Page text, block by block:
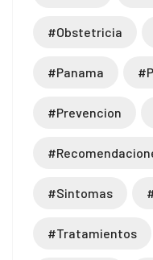
#obstetricia
#panama
#prevencion
#sintomas
#tratamientos